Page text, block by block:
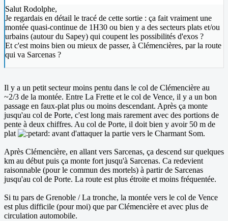
Salut Rodolphe,
Je regardais en détail le tracé de cette sortie : ça fait vraiment une
montée quasi-continue de 1H30 ou bien y a des secteurs plats et/ou
urbains (autour du Sapey) qui coupent les possibilités d'exos ?
Et c'est moins bien ou mieux de passer, à Clémencières, par la route
qui va Sarcenas ?
Il y a un petit secteur moins pentu dans le col de Clémencière au
~2/3 de la montée. Entre La Frette et le col de Vence, il y a un bon
passage en faux-plat plus ou moins descendant. Après ça monte
jusqu'au col de Porte, c'est long mais rarement avec des portions de
pente à deux chiffres. Au col de Porte, il doit bien y avoir 50 m de
plat
avant d'attaquer la partie vers le Charmant Som.
Après Clémencière, en allant vers Sarcenas, ça descend sur quelques
km au début puis ça monte fort jusqu'à Sarcenas. Ca redevient
raisonnable (pour le commun des mortels) à partir de Sarcenas
jusqu'au col de Porte. La route est plus étroite et moins fréquentée.
Si tu pars de Grenoble / La tronche, la montée vers le col de Vence
est plus difficile (pour moi) que par Clémencière et avec plus de
circulation automobile.